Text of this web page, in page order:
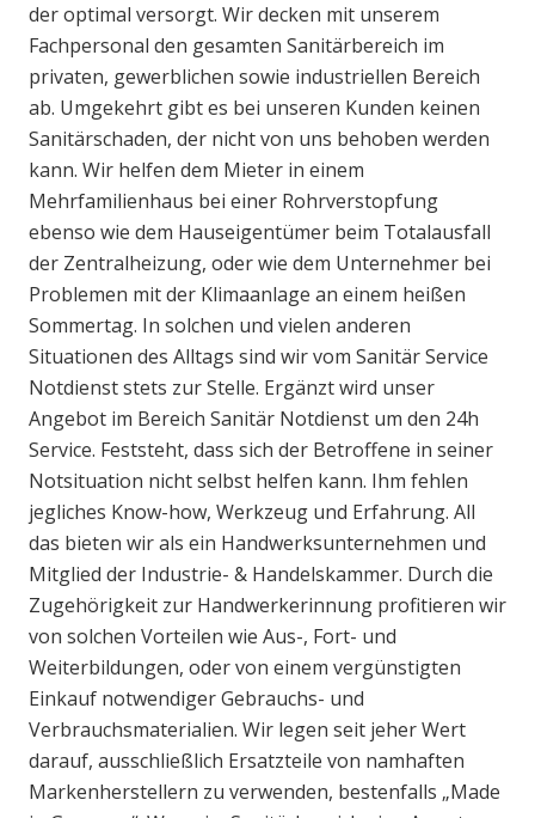
der optimal versorgt. Wir decken mit unserem
Fachpersonal den gesamten Sanitärbereich im
privaten, gewerblichen sowie industriellen Bereich
ab. Umgekehrt gibt es bei unseren Kunden keinen
Sanitärschaden, der nicht von uns behoben werden
kann. Wir helfen dem Mieter in einem
Mehrfamilienhaus bei einer Rohrverstopfung
ebenso wie dem Hauseigentümer beim Totalausfall
der Zentralheizung, oder wie dem Unternehmer bei
Problemen mit der Klimaanlage an einem heißen
Sommertag. In solchen und vielen anderen
Situationen des Alltags sind wir vom Sanitär Service
Notdienst stets zur Stelle. Ergänzt wird unser
Angebot im Bereich Sanitär Notdienst um den 24h
Service. Feststeht, dass sich der Betroffene in seiner
Notsituation nicht selbst helfen kann. Ihm fehlen
jegliches Know-how, Werkzeug und Erfahrung. All
das bieten wir als ein Handwerksunternehmen und
Mitglied der Industrie- & Handelskammer. Durch die
Zugehörigkeit zur Handwerkerinnung profitieren wir
von solchen Vorteilen wie Aus-, Fort- und
Weiterbildungen, oder von einem vergünstigten
Einkauf notwendiger Gebrauchs- und
Verbrauchsmaterialien. Wir legen seit jeher Wert
darauf, ausschließlich Ersatzteile von namhaften
Markenherstellern zu verwenden, bestenfalls „Made